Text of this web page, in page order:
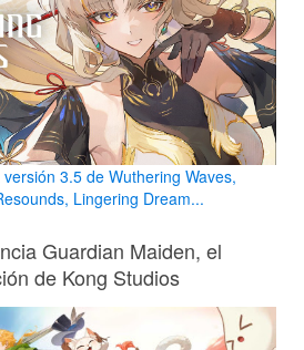
3.5 de Wuthering Waves,
Lingering Dream...
Guardian Maiden, el
de Kong Studios